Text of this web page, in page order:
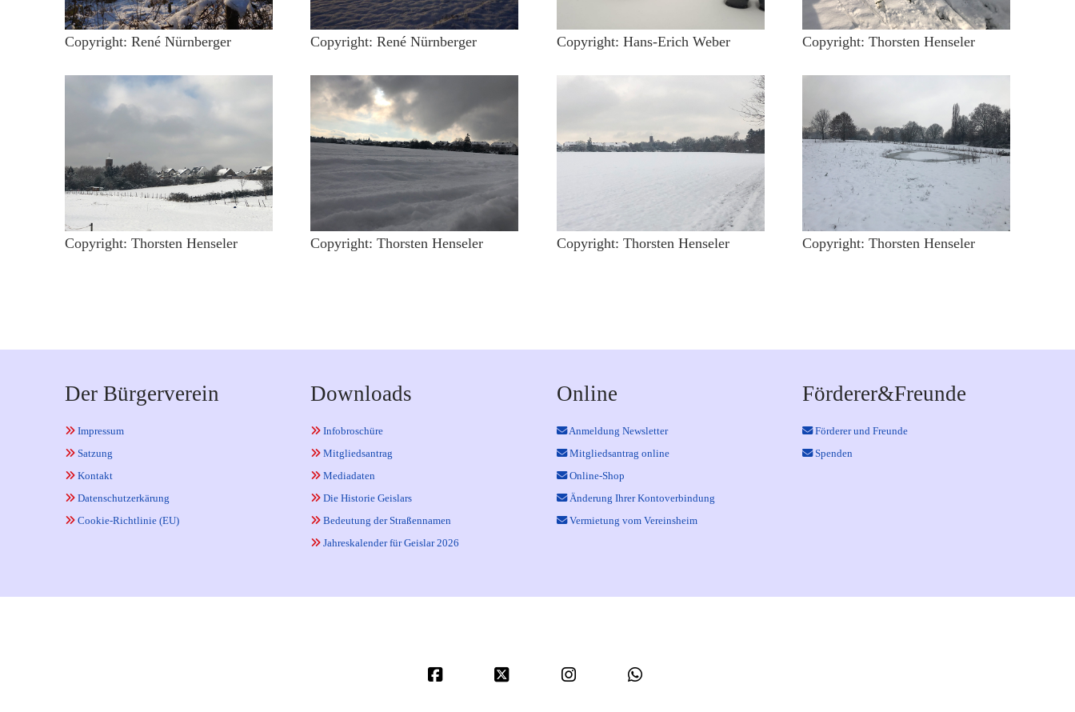
Copyright: René Nürnberger Copyright: René Nürnberger Copyright: Hans-Erich Weber Copyright: Thorsten Henseler
Copyright: Thorsten Henseler Copyright: Thorsten Henseler Copyright: Thorsten Henseler Copyright: Thorsten Henseler
Der Bürgerverein
Impressum
Satzung
Kontakt
Datenschutzerkärung
Cookie-Richtlinie (EU)
Downloads
Infobroschüre
Mitgliedsantrag
Mediadaten
Die Historie Geislars
Bedeutung der Straßennamen
Jahreskalender für Geislar 2026
Online
Anmeldung Newsletter
Mitgliedsantrag online
Online-Shop
Änderung Ihrer Kontoverbindung
Vermietung vom Vereinsheim
Förderer&Freunde
Förderer und Freunde
Spenden